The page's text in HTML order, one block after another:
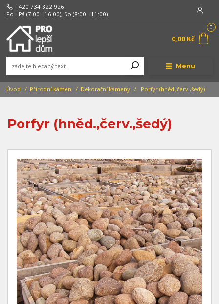
Menu
+420 734 322 926
Po - Pá (7:00 - 16:00), So (8:00 - 11:00)
0
0,00 Kč
Úvod Přírodní kámen Dekorační kameny Porfyr (hněd.,červ.,šedý)
Porfyr (hněd.,červ.,šedý)